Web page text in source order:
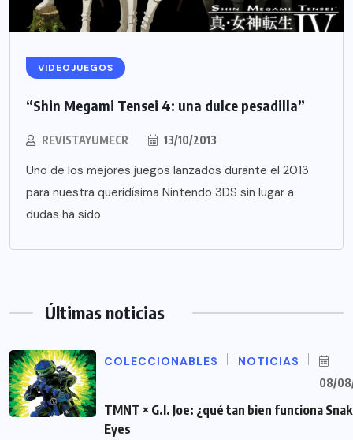
VIDEOJUEGOS
“Shin Megami Tensei 4: una dulce pesadilla”
REVISTAYUMECR 13/10/2013
Uno de los mejores juegos lanzados durante el 2013
para nuestra queridísima Nintendo 3DS sin lugar a
dudas ha sido
Últimas noticias
COLECCIONABLES NOTICIAS
08/
TMNT × G.I. Joe: ¿qué tan bien funciona
Eyes